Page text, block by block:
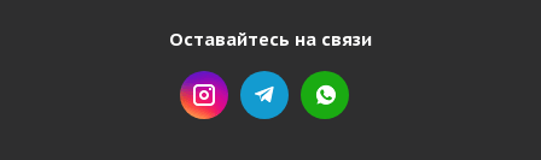
Оставайтесь на связи